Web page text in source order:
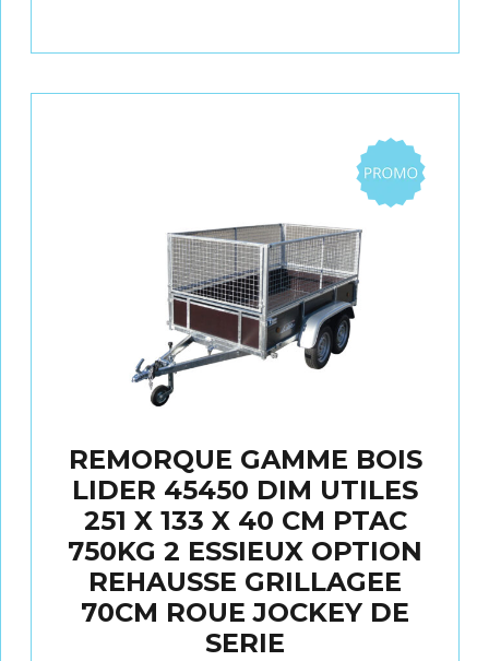
Promo
REMORQUE GAMME BOIS
LIDER 45450 DIM UTILES
251 X 133 X 40 CM PTAC
750KG 2 ESSIEUX OPTION
REHAUSSE GRILLAGEE
70CM ROUE JOCKEY DE
SERIE